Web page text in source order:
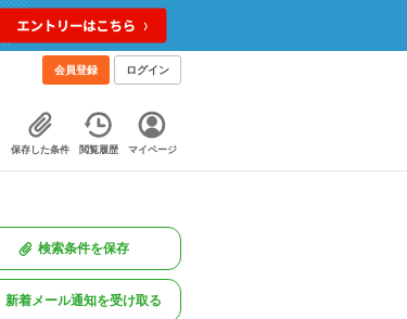
会員登録 ログイン
保存した条件 閲覧履歴 マイページ
検索条件を保存
新着メール通知を受け取る